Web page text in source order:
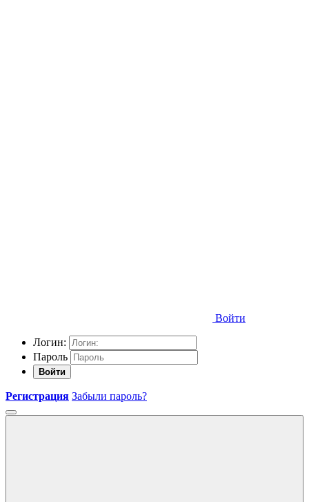
Войти
Логин:
Пароль
Войти
Регистрация Забыли пароль?